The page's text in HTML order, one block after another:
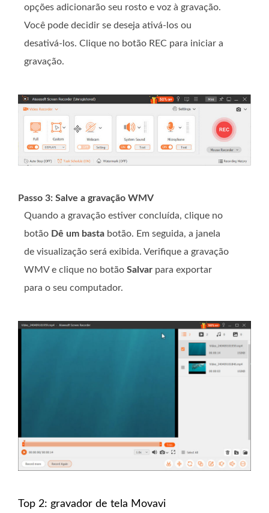
opções adicionarão seu rosto e voz à gravação.
Você pode decidir se deseja ativá-los ou
desativá-los. Clique no botão REC para iniciar a
gravação.
Passo 3: Salve a gravação WMV
Quando a gravação estiver concluída, clique no
botão Dê um basta botão. Em seguida, a janela
de visualização será exibida. Verifique a gravação
WMV e clique no botão Salvar para exportar
para o seu computador.
Top 2: gravador de tela Movavi